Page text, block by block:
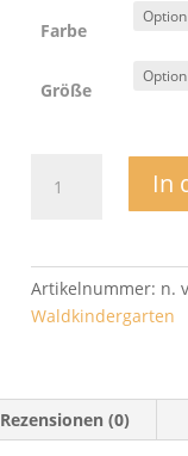
Farbe
Größe
Sandale
Menge
In
Artikelnummer: n.
Waldkindergarten
Rezensionen (0)